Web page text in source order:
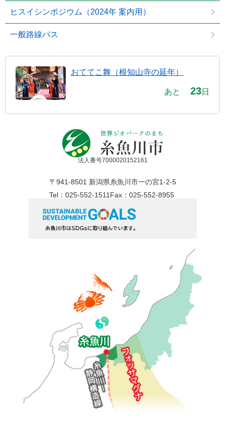
ヒスイシンポジウム（2024年 案内用）
一般路線バス
おててこ舞（根知山寺の延年）
あと 23日
法人番号7000020152161
〒941-8501 新潟県糸魚川市一の宮1-2-5
Tel：025-552-1511 Fax：025-552-8955